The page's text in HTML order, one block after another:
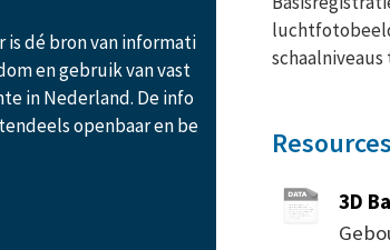
is dé bron van informati
en gebruik van vast
in Nederland. De info
openbaar en be
schaalniveaus
Resources
3D